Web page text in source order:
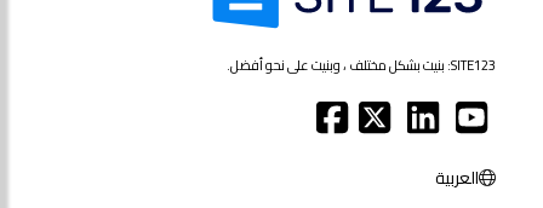
SITE123: بنيت بشكل مختلف ، وبنيت على نحو أفضل.
العربية